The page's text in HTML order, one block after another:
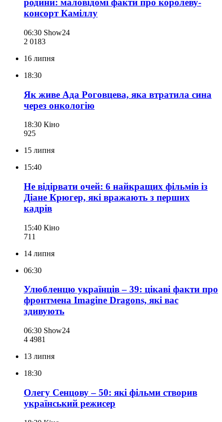
родини: маловідомі факти про королеву-
консорт Каміллу
06:30 Show24
2 0183
16 липня
18:30
Як живе Ада Роговцева, яка втратила сина
через онкологію
18:30 Кіно
925
15 липня
15:40
Не відірвати очей: 6 найкращих фільмів із
Діане Крюгер, які вражають з перших
кадрів
15:40 Кіно
711
14 липня
06:30
Улюбленцю українців – 39: цікаві факти про
фронтмена Imagine Dragons, які вас
здивують
06:30 Show24
4 4981
13 липня
18:30
Олегу Сенцову – 50: які фільми створив
український режисер